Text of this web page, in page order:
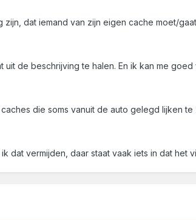
dat iemand van zijn eigen cache moet/
uit de beschrijving te halen. En ik kan me
die soms vanuit de auto gelegd lijken
dat vermijden, daar staat vaak iets in dat